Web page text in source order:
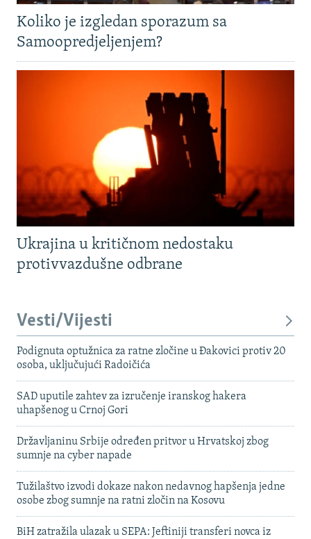
Koliko je izgledan sporazum sa
Samoopredjeljenjem?
Ukrajina u kritičnom nedostaku
protivvazdušne odbrane
Vesti/Vijesti
Podignuta optužnica za ratne zločine u Đakovici protiv 20
osoba, uključujući Radoičića
SAD uputile zahtev za izručenje iranskog hakera
uhapšenog u Crnoj Gori
Državljaninu Srbije određen pritvor u Hrvatskoj zbog
sumnje na cyber napade
Tužilaštvo izvodi dokaze nakon nedavnog hapšenja jedne
osobe zbog sumnje na ratni zločin na Kosovu
BiH zatražila ulazak u SEPA: Jeftiniji transferi novca iz